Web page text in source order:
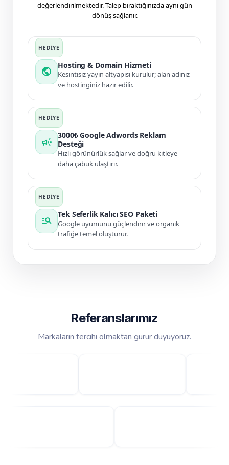
değerlendirilmektedir. Talep bıraktığınızda aynı gün
dönüş sağlanır.
public
Hosting & Domain Hizmeti
Kesintisiz yayın altyapısı kurulur; alan adınız
ve hostinginiz hazır edilir.
campaign
3000₺ Google Adwords Reklam
Desteği
Hızlı görünürlük sağlar ve doğru kitleye
daha çabuk ulaştırır.
manage_search
Tek Seferlik Kalıcı SEO Paketi
Google uyumunu güçlendirir ve organik
trafiğe temel oluşturur.
Referanslarımız
Markaların tercihi olmaktan gurur duyuyoruz.